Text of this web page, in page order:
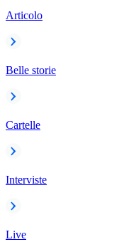
Articolo
Belle storie
Cartelle
Interviste
Live